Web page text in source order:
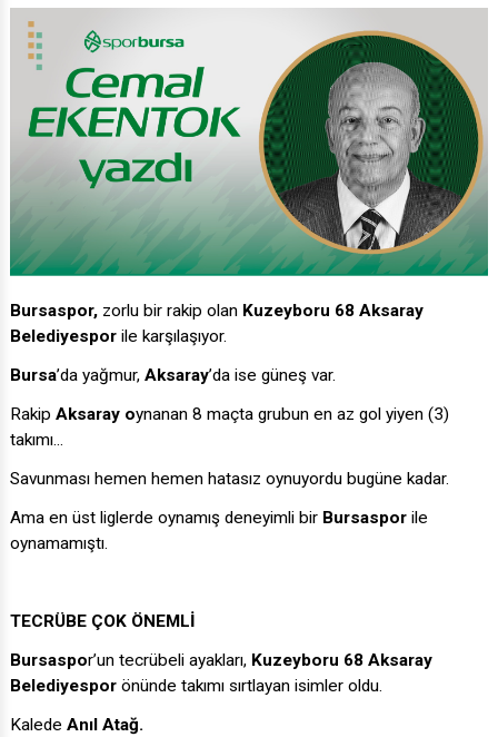
Bursaspor, zorlu bir rakip olan Kuzeyboru 68 Aksaray
Belediyespor ile karşılaşıyor.
Bursa’da yağmur, Aksaray’da ise güneş var.
Rakip Aksaray oynanan 8 maçta grubun en az gol yiyen (3)
takımı...
Savunması hemen hemen hatasız oynuyordu bugüne kadar.
Ama en üst liglerde oynamış deneyimli bir Bursaspor ile
oynamamıştı.
TECRÜBE ÇOK ÖNEMLİ
Bursaspor’un tecrübeli ayakları, Kuzeyboru 68 Aksaray
Belediyespor önünde takımı sırtlayan isimler oldu.
Kalede Anıl Atağ.